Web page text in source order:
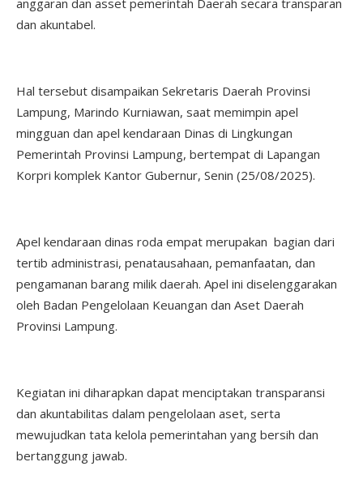
dan akuntabel.
Hal tersebut disampaikan Sekretaris Daerah Provinsi
Lampung, Marindo Kurniawan, saat memimpin apel
mingguan dan apel kendaraan Dinas di Lingkungan
Pemerintah Provinsi Lampung, bertempat di Lapangan
Korpri komplek Kantor Gubernur, Senin (25/08/2025).
Apel kendaraan dinas roda empat merupakan bagian dari
tertib administrasi, penatausahaan, pemanfaatan, dan
pengamanan barang milik daerah. Apel ini diselenggarakan
oleh Badan Pengelolaan Keuangan dan Aset Daerah
Provinsi Lampung.
Kegiatan ini diharapkan dapat menciptakan transparansi
dan akuntabilitas dalam pengelolaan aset, serta
mewujudkan tata kelola pemerintahan yang bersih dan
bertanggung jawab.